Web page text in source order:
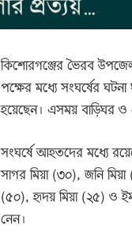
কিশোরগঞ্জের ভৈরব
পক্ষের মধ্যে সংঘর্ষের
হয়েছেন। এসময় বাড়িঘর ও
সংঘর্ষে আহতদের মধ্যে
সাগর মিয়া (৩০), জনি
(৫০), হৃদয় মিয়া (২৫) ও
নেন।